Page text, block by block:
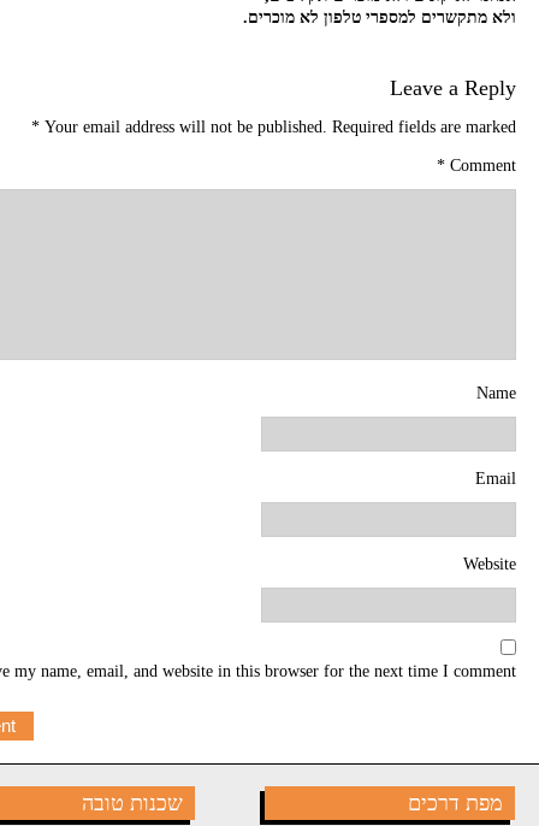
ולא מתקשרים למספרי טלפון לא מוכרים.
Leave a Reply
Your email address will not be published. Required fields are marked
*
Comment
*
Name
Email
Website
my name, email, and website in this browser for the next time I comment.
מפת דרכים שכנות טובה